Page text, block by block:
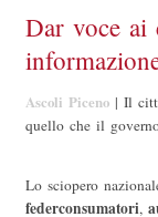
Dar voce ai
Ascoli Piceno | Il
quello che il
Lo sciopero
federconsumatori,